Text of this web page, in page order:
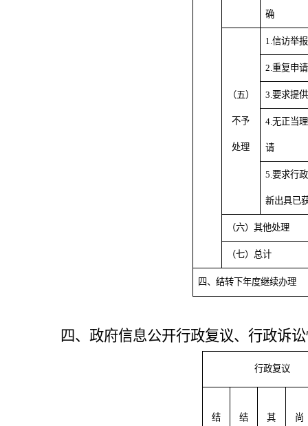
确
（五）
不予
处理
1.信访举
2.重复申请
3.要求提
4.无正当
请
5.要求行
新出具已
（六）其他处理
（七）总计
四、结转下年度继续办理
四、政府信息公开行政复议、行政诉
行政复议
结 结 其 尚